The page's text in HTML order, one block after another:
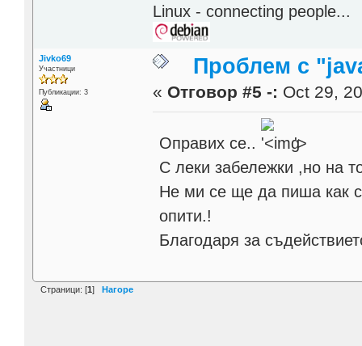
Linux - connecting people...
Jivko69
Участници
Публикации: 3
Проблем с
« Отговор #5 -: Oct 29,
Оправих се..
'>
С леки забележки ,но на
Не ми се ще да пиша как
опити.!
Благодаря за
Страници: [1] Нагоре